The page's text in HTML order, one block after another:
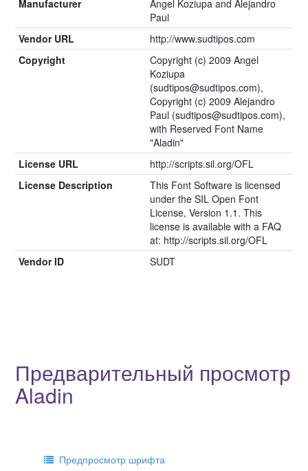
Manufacturer
Angel Koziupa and Alejandro
Paul
Vendor URL
http://www.sudtipos.com
Copyright
Copyright (c) 2009 Angel
Koziupa
(sudtipos@sudtipos.com),
Copyright (c) 2009 Alejandro
Paul (sudtipos@sudtipos.com),
with Reserved Font Name
"Aladin"
License URL
http://scripts.sil.org/OFL
License Description
This Font Software is licensed
under the SIL Open Font
License, Version 1.1. This
license is available with a FAQ
at: http://scripts.sil.org/OFL
Vendor ID
SUDT
Предварительный просмотр
Aladin
Предпросмотр шрифта